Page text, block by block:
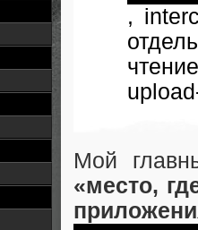
,
Мой
«место,